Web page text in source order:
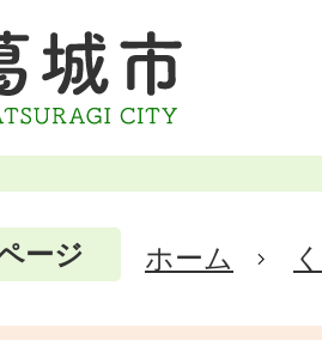
ージ ホーム